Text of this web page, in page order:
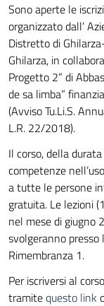
Sono aperte le
organizzato dall’
Distretto di
Ghilarza, in
Progetto 2” di
de sa limba”
(Avviso Tu.Li.S.
L.R. 22/2018).
Il corso, della
competenze
a tutte le persone
gratuita. Le lezioni
nel mese di giugno
svolgeranno presso
Rimembranza 1.
Per iscriversi al
tramitequesto link